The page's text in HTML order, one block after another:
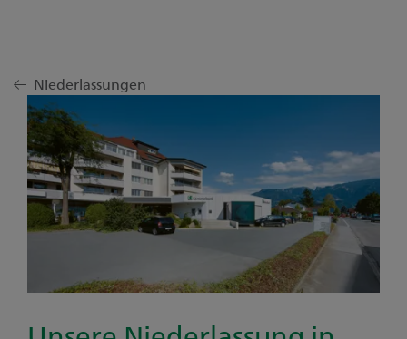
Niederlassungen